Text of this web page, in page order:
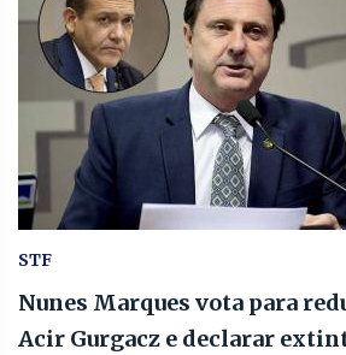
STF
Nunes Marques vota para
Acir Gurgacz e declarar